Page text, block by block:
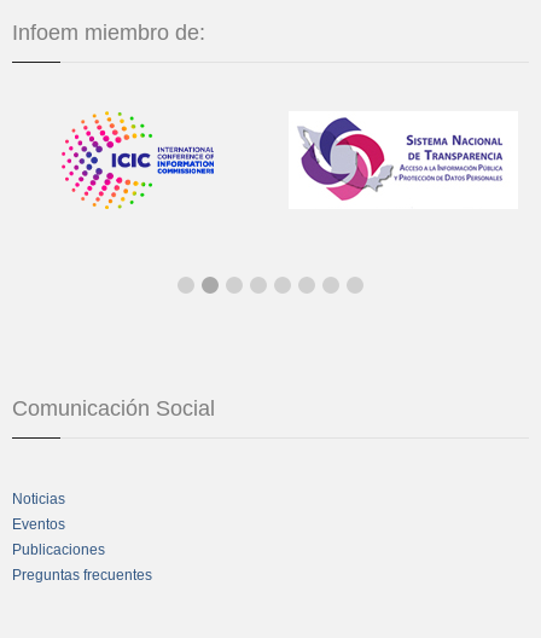
Infoem miembro de:
Comunicación Social
Noticias
Eventos
Publicaciones
Preguntas frecuentes